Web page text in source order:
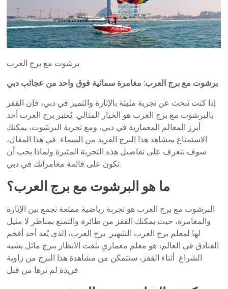
برشوت مع برج العرب
برشوت مع برج العرب: مغامرة سمائية فوق واحد من عجائب دبي
إذا كنت تبحث عن تجربة مليئة بالإثارة والتميز في دبي، فإن القفز
بالبرشوت مع برج العرب هو الخيار المثالي. يُعتبر برج العرب أحد
أبرز المعالم المعمارية في دبي، ومع تجربة البرشوت، يمكنك
الاستمتاع بمشاهد هذا البرج الفريد من السماء. في هذا المقال،
سوف نتعرف على تفاصيل هذه التجربة المثيرة ولماذا يجب أن
تكون على قائمة مغامراتك في دبي.
ما هو البرشوت مع برج العرب؟
البرشوت مع برج العرب هو تجربة رياضية ممتعة تجمع بين الإثارة
والمغامرة، حيث يمكنك القفز من طائرة والتمتع بمناظر لا مثيل
لها لمعلم برج العرب الشهير. برج العرب، الذي يُعد أحد أفخم
الفنادق في العالم، هو معلم معماري يلفت الأنظار ببرج مائل يشبه
الشراع. أثناء القفز، ستتمكن من مشاهدة هذا البرج من زاوية
فريدة لم ترها من قبل.